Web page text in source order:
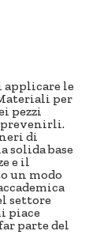
le
per
pezzi
prevenirli.
di
solida base
e il
un modo
settore
piace
parte del